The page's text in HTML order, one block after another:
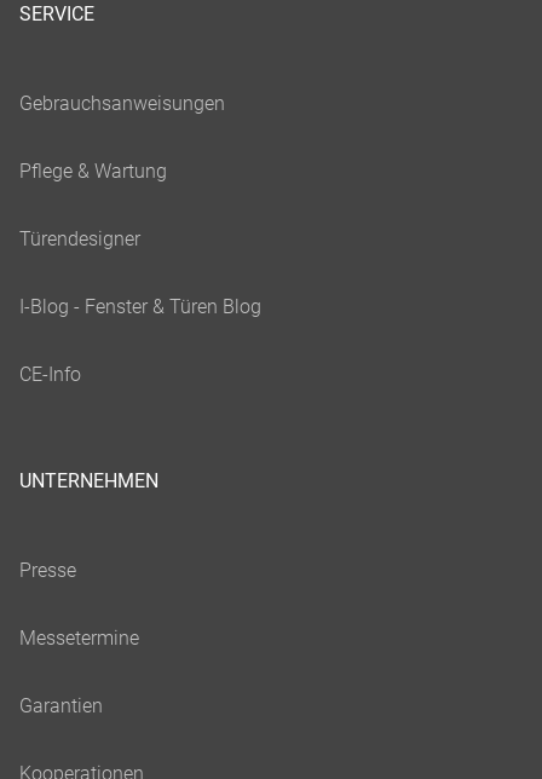
SERVICE
UNTERNEHMEN